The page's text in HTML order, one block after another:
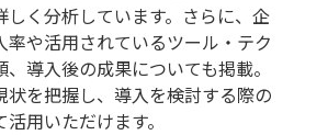
しく分析しています。さらに、企
率や活用されているツール・テク
導入後の成果についても掲載。
状を把握し、導入を検討する際の
用いただけます。